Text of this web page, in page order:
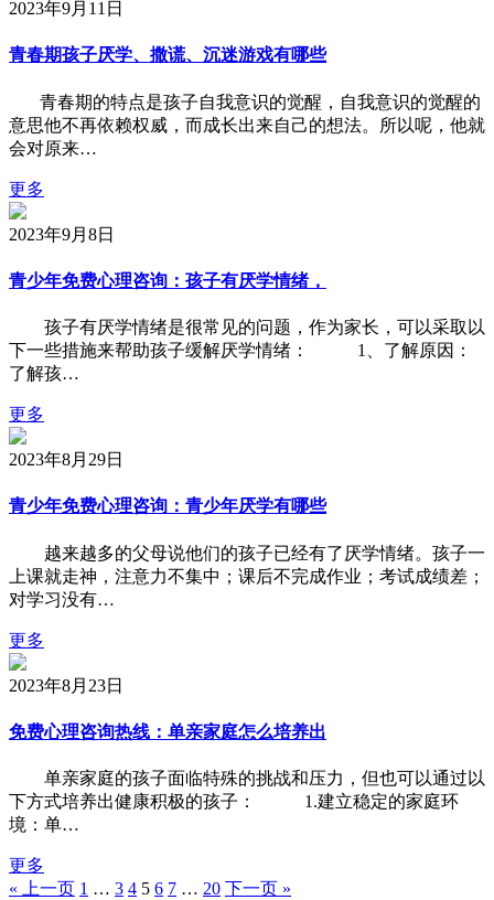
2023年9月11日
青春期孩子厌学、撒谎、沉迷游戏有哪些
青春期的特点是孩子自我意识的觉醒，自我意识的觉醒的
意思他不再依赖权威，而成长出来自己的想法。所以呢，他就
会对原来…
更多
2023年9月8日
青少年免费心理咨询：孩子有厌学情绪，
孩子有厌学情绪是很常见的问题，作为家长，可以采取以
下一些措施来帮助孩子缓解厌学情绪： 1、了解原因：
了解孩…
更多
2023年8月29日
青少年免费心理咨询：青少年厌学有哪些
越来越多的父母说他们的孩子已经有了厌学情绪。孩子一
上课就走神，注意力不集中；课后不完成作业；考试成绩差；
对学习没有…
更多
2023年8月23日
免费心理咨询热线：单亲家庭怎么培养出
单亲家庭的孩子面临特殊的挑战和压力，但也可以通过以
下方式培养出健康积极的孩子： 1.建立稳定的家庭环
境：单…
更多
« 上一页 1 … 3 4 5 6 7 … 20 下一页 »